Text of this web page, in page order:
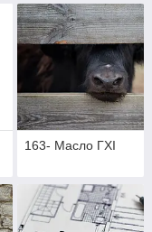
163- Масло ГХІ